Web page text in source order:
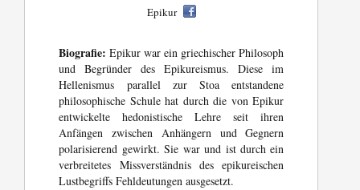
Epikur
Biografie: Epikur war ein griechischer Philosoph
und Begründer des Epikureismus. Diese im
Hellenismus parallel zur Stoa entstandene
philosophische Schule hat durch die von Epikur
entwickelte hedonistische Lehre seit ihren
Anfängen zwischen Anhängern und Gegnern
polarisierend gewirkt. Sie war und ist durch ein
verbreitetes Missverständnis des epikureischen
Lustbegriffs Fehldeutungen ausgesetzt.